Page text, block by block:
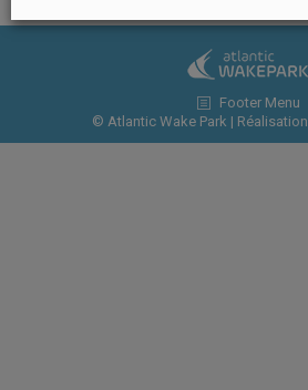
Footer Menu
© Atlantic Wake Park | Réalisation